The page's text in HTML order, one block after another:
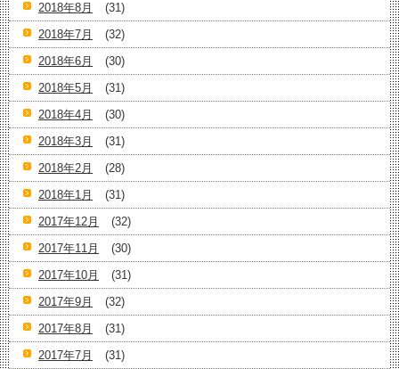
2018年8月
(31)
2018年7月
(32)
2018年6月
(30)
2018年5月
(31)
2018年4月
(30)
2018年3月
(31)
2018年2月
(28)
2018年1月
(31)
2017年12月
(32)
2017年11月
(30)
2017年10月
(31)
2017年9月
(32)
2017年8月
(31)
2017年7月
(31)